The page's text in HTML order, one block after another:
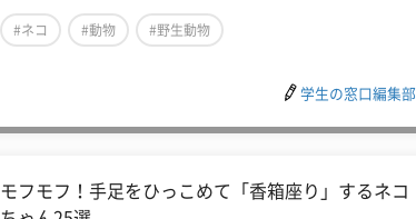
#ネコ #動物 #野生動物
学生の窓口編集部
モフモフ！手足をひっこめて「香箱座り」するネコ